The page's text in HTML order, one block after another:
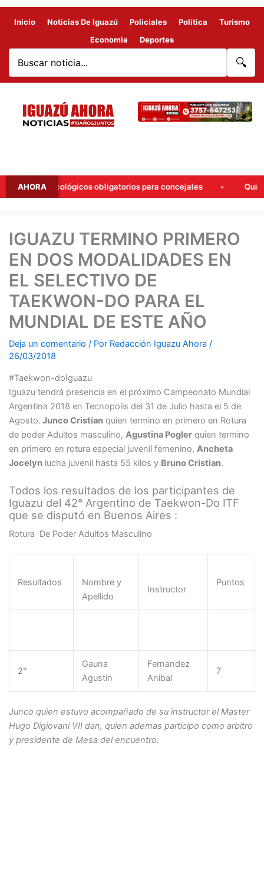
Inicio Noticias De Iguazú Policiales Politica
Turismo
Economia
Deportes
🔍
AHORAobligatorios para concejales Quiebre en Iguazú:
IGUAZU TERMINO PRIMERO
EN DOS MODALIDADES EN
EL SELECTIVO DE
TAEKWON-DO PARA EL
MUNDIAL DE ESTE AÑO
Deja un comentario / Por Redacción Iguazu Ahora /
26/03/2018
#Taekwon-doIguazu
Iguazu tendrá presencia en el próximo Campeonato Mundial
Argentina 2018 en Tecnopolis del 31 de Julio hasta el 5 de
Agosto. Junco Cristianquien termino en primero en Rotura
de poder Adultos masculino, Agustina Poglerquien termino
en primero en rotura especial juvenil femenino, Ancheta
Jocelynlucha juvenil hasta 55 kilos y Bruno Cristian.
Todos los resultados de los participantes de
Iguazu del 42° Argentino de Taekwon-Do ITF
que se disputó en Buenos Aires :
Rotura De Poder Adultos Masculino
Resultados
Nombre y
Apellido
Instructor
Puntos
2°
Gauna
Agustin
Fernandez
Anibal
7
Junco quien estuvo acompañado de su instructor el Master
Hugo Digiovani VII dan, quien ademas participo como arbitro
y presidente de Mesa del encuentro.